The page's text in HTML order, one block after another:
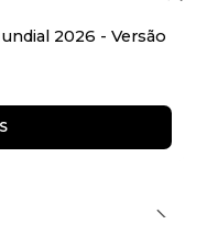
2026 - Versão